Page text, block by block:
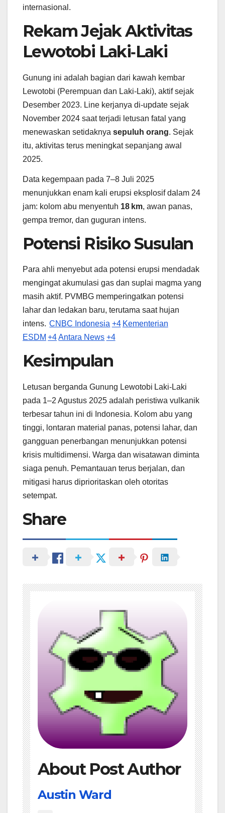
internasional.
Rekam Jejak Aktivitas
Lewotobi Laki‑Laki
Gunung ini adalah bagian dari kawah kembar
Lewotobi (Perempuan dan Laki‑Laki), aktif sejak
Desember 2023. Line kerjanya di-update sejak
November 2024 saat terjadi letusan fatal yang
menewaskan setidaknya sepuluh orang. Sejak
itu, aktivitas terus meningkat sepanjang awal
2025.
Data kegempaan pada 7–8 Juli 2025
menunjukkan enam kali erupsi eksplosif dalam 24
jam: kolom abu menyentuh 18 km, awan panas,
gempa tremor, dan guguran intens.
Potensi Risiko Susulan
Para ahli menyebut ada potensi erupsi mendadak
mengingat akumulasi gas dan suplai magma yang
masih aktif. PVMBG memperingatkan potensi
lahar dan ledakan baru, terutama saat hujan
intens. CNBC Indonesia +4 Kementerian
ESDM +4Antara News +4
Kesimpulan
Letusan berganda Gunung Lewotobi Laki‑Laki
pada 1–2 Agustus 2025 adalah peristiwa vulkanik
terbesar tahun ini di Indonesia. Kolom abu yang
tinggi, lontaran material panas, potensi lahar, dan
gangguan penerbangan menunjukkan potensi
krisis multidimensi. Warga dan wisatawan diminta
siaga penuh. Pemantauan terus berjalan, dan
mitigasi harus diprioritaskan oleh otoritas
setempat.
Share
About Post Author
Austin Ward